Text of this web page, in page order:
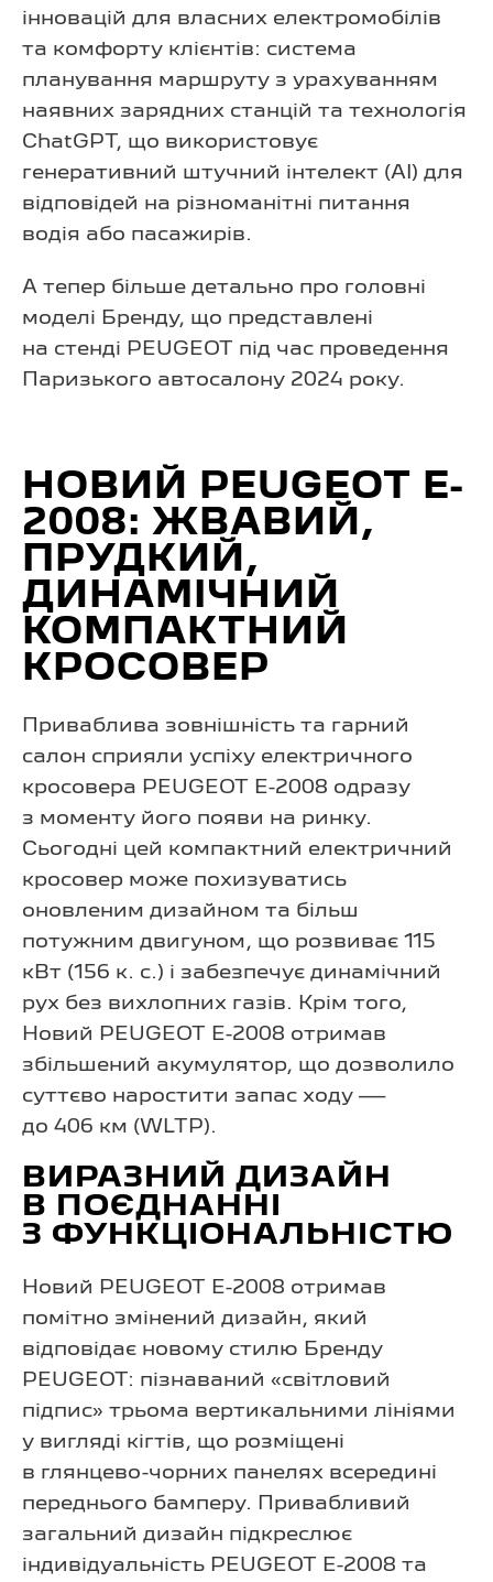
інновацій для власних електромобілів
та комфорту клієнтів: система
планування маршруту з урахуванням
наявних зарядних станцій та технологія
ChatGPT, що використовує
генеративний штучний інтелект (AI) для
відповідей на різноманітні питання
водія або пасажирів.
А тепер більше детально про головні
моделі Бренду, що представлені
на стенді PEUGEOT під час проведення
Паризького автосалону 2024 року.
НОВИЙ PEUGEOT E-
2008: ЖВАВИЙ,
ПРУДКИЙ,
ДИНАМІЧНИЙ
КОМПАКТНИЙ
КРОСОВЕР
Приваблива зовнішність та гарний
салон сприяли успіху електричного
кросовера PEUGEOT E-2008 одразу
з моменту його появи на ринку.
Сьогодні цей компактний електричний
кросовер може похизуватись
оновленим дизайном та більш
потужним двигуном, що розвиває 115
кВт (156 к. с.) і забезпечує динамічний
рух без вихлопних газів. Крім того,
Новий PEUGEOT E-2008 отримав
збільшений акумулятор, що дозволило
суттєво наростити запас ходу —
до 406 км (WLTP).
ВИРАЗНИЙ ДИЗАЙН
В ПОЄДНАННІ
З ФУНКЦІОНАЛЬНІСТЮ
Новий PEUGEOT E-2008 отримав
помітно змінений дизайн, який
відповідає новому стилю Бренду
PEUGEOT: пізнаваний «світловий
підпис» трьома вертикальними лініями
у вигляді кігтів, що розміщені
в глянцево-чорних панелях всередині
переднього бамперу. Привабливий
загальний дизайн підкреслює
індивідуальність PEUGEOT E-2008 та